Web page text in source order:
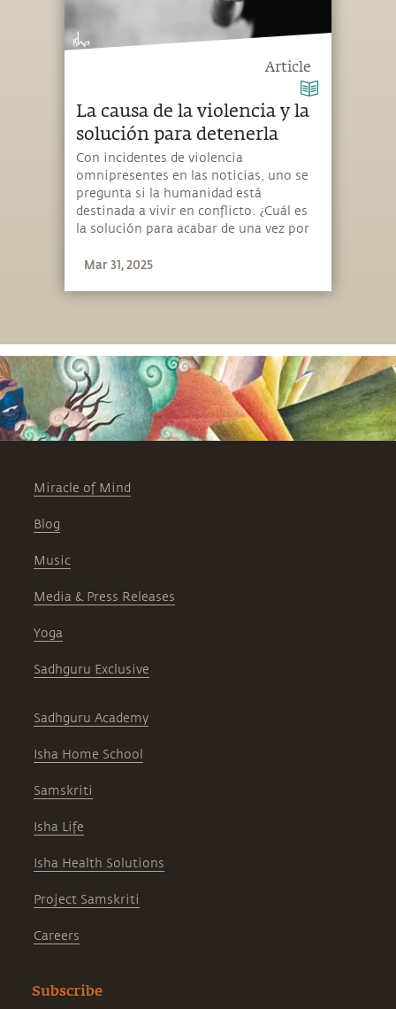
Article
La causa de la violencia y la
solución para detenerla
Con incidentes de violencia
omnipresentes en las noticias, uno se
pregunta si la humanidad está
destinada a vivir en conflicto. ¿Cuál es
la solución para acabar de una vez por
Sadhguru nos muestra el camino.
Mar 31, 2025
Miracle of Mind
Blog
Music
Media & Press Releases
Yoga
Sadhguru Exclusive
Sadhguru Academy
Isha Home School
Samskriti
Isha Life
Isha Health Solutions
Project Samskriti
Careers
Subscribe